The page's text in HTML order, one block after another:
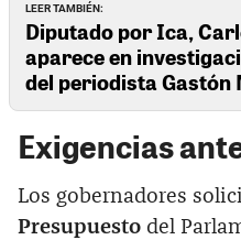
LEER TAMBIÉN:
Diputado por Ica,
aparece en
del periodista Gastón
Exigencias
Los gobernadores
Presupuesto del